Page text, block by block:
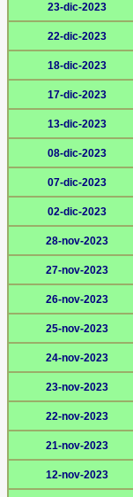
23-dic-2023
22-dic-2023
18-dic-2023
17-dic-2023
13-dic-2023
08-dic-2023
07-dic-2023
02-dic-2023
28-nov-2023
27-nov-2023
26-nov-2023
25-nov-2023
24-nov-2023
23-nov-2023
22-nov-2023
21-nov-2023
12-nov-2023